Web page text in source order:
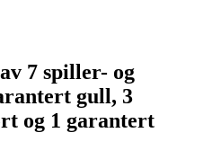
7 spiller- og
gull, 3
og 1 garantert